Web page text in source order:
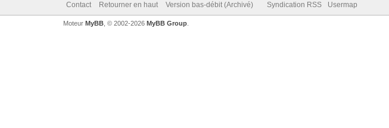
Contact Retourner en haut Version bas-débit (Archivé) Syndication RSS Usermap
Moteur MyBB, © 2002-2026 MyBB Group.